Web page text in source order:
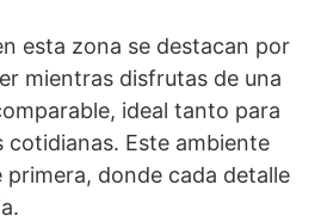
esta zona se destacan por
mientras disfrutas de una
ideal tanto para
cotidianas. Este ambiente
donde cada detalle